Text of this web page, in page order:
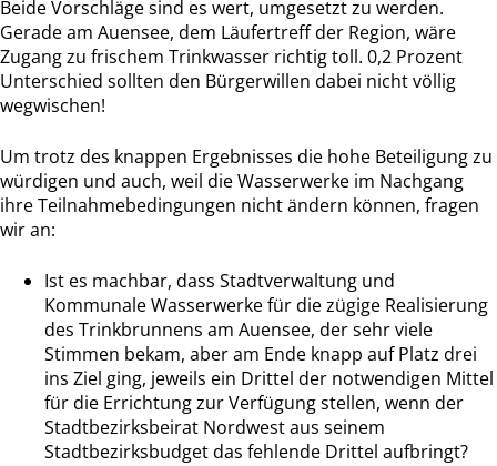
Beide Vorschläge sind es wert, umgesetzt zu werden.
Gerade am Auensee, dem Läufertreff der Region, wäre
Zugang zu frischem Trinkwasser richtig toll. 0,2 Prozent
Unterschied sollten den Bürgerwillen dabei nicht völlig
wegwischen!
Um trotz des knappen Ergebnisses die hohe Beteiligung zu
würdigen und auch, weil die Wasserwerke im Nachgang
ihre Teilnahmebedingungen nicht ändern können, fragen
wir an:
Ist es machbar, dass Stadtverwaltung und
Kommunale Wasserwerke für die zügige Realisierung
des Trinkbrunnens am Auensee, der sehr viele
Stimmen bekam, aber am Ende knapp auf Platz drei
ins Ziel ging, jeweils ein Drittel der notwendigen Mittel
für die Errichtung zur Verfügung stellen, wenn der
Stadtbezirksbeirat Nordwest aus seinem
Stadtbezirksbudget das fehlende Drittel aufbringt?